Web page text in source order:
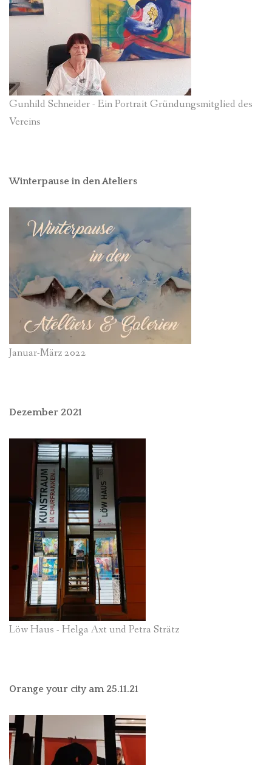
Gunhild Schneider - Ein Portrait Gründungsmitglied des
Vereins
Winterpause in den Ateliers
Januar-März 2022
Dezember 2021
Löw Haus - Helga Axt und Petra Strätz
Orange your city am 25.11.21